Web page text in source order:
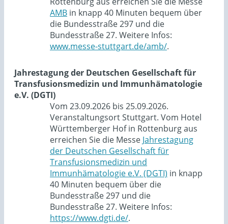
AMB in knapp 40 Minuten bequem über
die Bundesstraße 297 und die
Bundesstraße 27. Weitere Infos:
www.messe-stuttgart.de/amb/.
Jahrestagung der Deutschen Gesellschaft für
Transfusionsmedizin und Immunhämatologie
e.V. (DGTI)
Vom 23.09.2026 bis 25.09.2026.
Veranstaltungsort Stuttgart. Vom Hotel
Württemberger Hof in Rottenburg aus
erreichen Sie die Messe Jahrestagung
der Deutschen Gesellschaft für
Transfusionsmedizin und
Immunhämatologie e.V. (DGTI) in knapp
40 Minuten bequem über die
Bundesstraße 297 und die
Bundesstraße 27. Weitere Infos:
https://www.dgti.de/.